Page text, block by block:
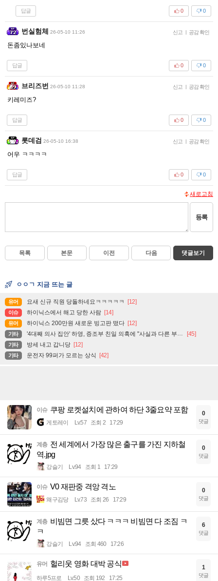
답글 0
0
번실험체 26-05-10 11:26 신고 | 공감 확인
돈좀있나보네
답글 0
0
브리즈번 26-05-10 11:28 신고 | 공감 확인
키레미즈?
답글 0
0
롯데검 26-05-10 16:38 신고 | 공감 확인
어우 ㅋㅋㅋㅋ
답글 0
0
새로고침
등록
목록 본문 이전 다음 댓글보기
ㅇㅇㄱ 지금 뜨는 글
유머 요새 신규 직원 당돌하네요ㅋㅋㅋㅋㅋ [12]
이슈 하이닉스에서 해고 당한 사람 [14]
유머 하이닉스 200만원 새로운 빙고판 떴다 [12]
기타 '4대째 의사 집안' 하영, 증조부 친일 의혹에 "사실과 다른 부분 있어" [45]
기타 방세 내고 갑니당 [12]
기타 운전자 99퍼가 모르는 상식 [42]
이슈 쿠팡 로켓설치에 관하여 하단 3줄요약 포함
게토레이 Lv.57 조회 2 17:29
0
댓글
계층 전 세계에서 가장 많은 출구를 가진 지하철
역.jpg
강슬기 Lv.94 조회 1 17:29
0
댓글
이슈 V0 재판중 격앙 격노
왜구김당 Lv.73 조회 26 17:29
0
댓글
계층 비빔면 그릇 샀다 ㅋㅋㅋ 비빔면 다 조짐 ㅋ
ㅋ
강슬기 Lv.94 조회 460 17:26
6
댓글
유머 헐리웃 영화 대박 공식
하루5프로 Lv.50 조회 192 17:25
1
댓글